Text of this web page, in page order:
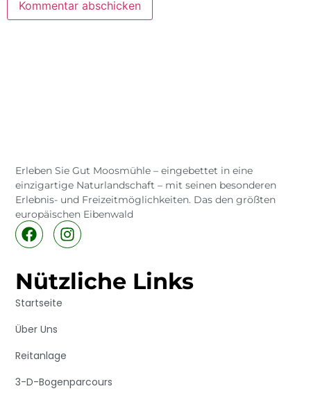
Erleben Sie Gut Moosmühle – eingebettet in eine
einzigartige Naturlandschaft – mit seinen besonderen
Erlebnis- und Freizeitmöglichkeiten. Das den größten
europäischen Eibenwald
Nützliche Links
Startseite
Über Uns
Reitanlage
3-D-Bogenparcours